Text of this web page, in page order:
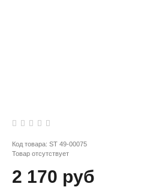
Код товара: ST 49-00075
Товар отсутствует
2 170 руб